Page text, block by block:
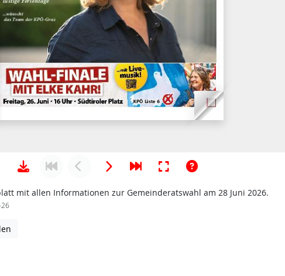
mit allen Informationen zur Gemeinderatswahl am 28 Juni 2026.